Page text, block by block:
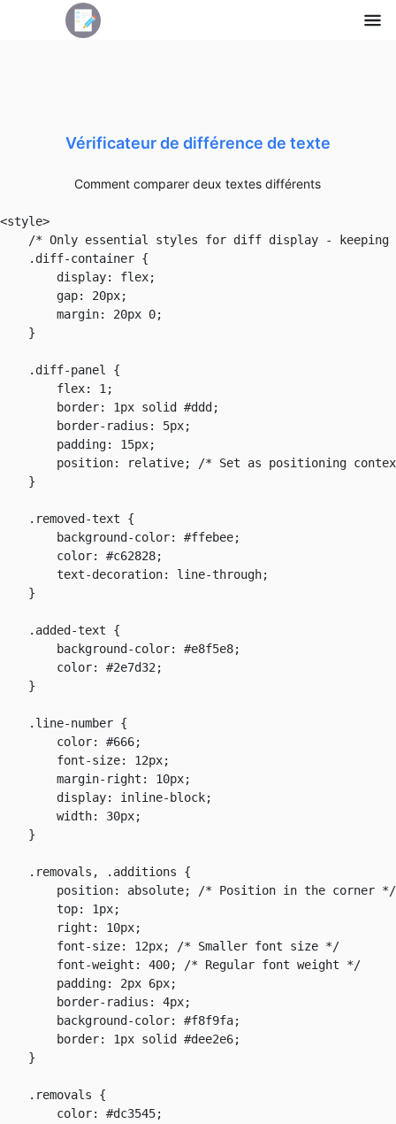
Vérificateur de différence de texte
Comment comparer deux textes différents
<style>
/* Only essential styles for diff display -
    .diff-container {
        display: flex;
        gap: 20px;
        margin: 20px 0;
    }
    .diff-panel {
        flex: 1;
        border: 1px solid #ddd;
        border-radius: 5px;
        padding: 15px;
position: relative; /* Set as positioning
    }
    .removed-text {
        background-color: #ffebee;
        color: #c62828;
        text-decoration: line-through;
    }
    .added-text {
        background-color: #e8f5e8;
        color: #2e7d32;
    }
    .line-number {
        color: #666;
        font-size: 12px;
        margin-right: 10px;
        display: inline-block;
        width: 30px;
    }
    .removals, .additions {
        position: absolute; /* Position in the corner */
        top: 1px;
        right: 10px;
        font-size: 12px; /* Smaller font size */
        font-weight: 400; /* Regular font weight */
        padding: 2px 6px;
        border-radius: 4px;
        background-color: #f8f9fa;
        border: 1px solid #dee2e6;
    }
    .removals {
        color: #dc3545;